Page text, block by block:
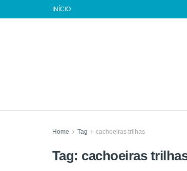
INÍCIO
Home Tag cachoeiras trilhas
Tag: cachoeiras